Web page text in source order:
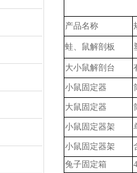
产品名称
蛙、鼠解剖板
大小鼠解剖台
小鼠固定器
大鼠固定器
小鼠固定器架
小鼠固定器架
兔子固定箱